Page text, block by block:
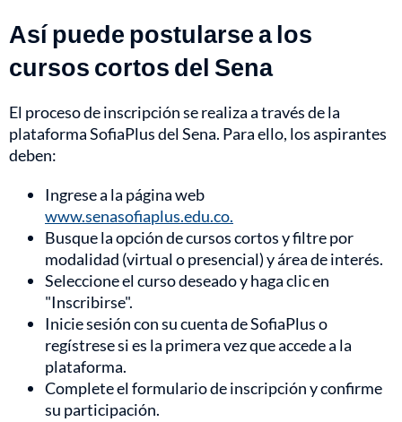
Así puede postularse a los
cursos cortos del Sena
El proceso de inscripción se realiza a través de la
plataforma SofiaPlus del Sena. Para ello, los aspirantes
deben:
Ingrese a la página web
www.senasofiaplus.edu.co.
Busque la opción de cursos cortos y filtre por
modalidad (virtual o presencial) y área de interés.
Seleccione el curso deseado y haga clic en
"Inscribirse".
Inicie sesión con su cuenta de SofiaPlus o
regístrese si es la primera vez que accede a la
plataforma.
Complete el formulario de inscripción y confirme
su participación.